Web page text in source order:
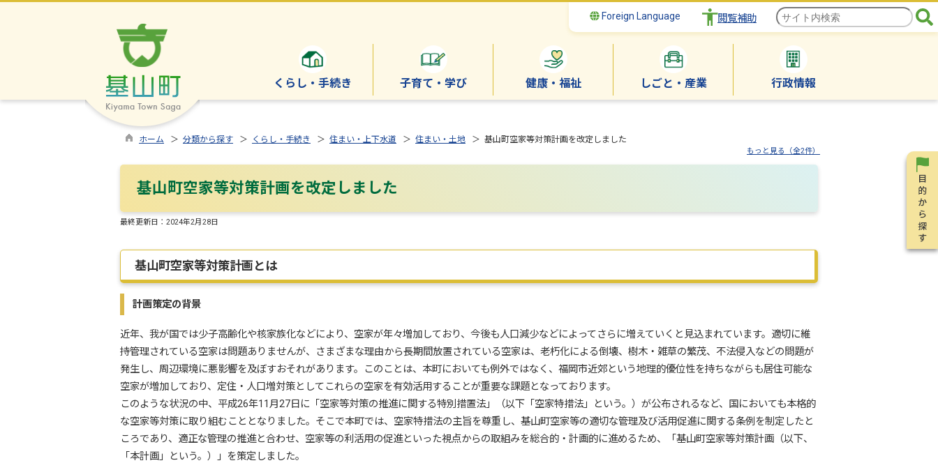
Foreign Language 閲覧補助
くらし・手続き 子育て・学び 健康・福祉 しごと・産業 行政情報
ホーム ＞ 分類から探す ＞ くらし・手続き ＞ 住まい・上下水道 ＞ 住まい・土地 ＞ 基山町空家等対策計画を改定しました
もっと見る（全2件）
基山町空家等対策計画を改定しました
最終更新日： 2024年2月28日
基山町空家等対策計画とは
計画策定の背景
近年、我が国では少子高齢化や核家族化などにより、空家が年々増加しており、今後も人口減少などによってさらに増えていくと見込まれています。適切に維
持管理されている空家は問題ありませんが、さまざまな理由から長期間放置されている空家は、老朽化による倒壊、樹木・雑草の繁茂、不法侵入などの問題が
発生し、周辺環境に悪影響を及ぼすおそれがあります。このことは、本町においても例外ではなく、福岡市近郊という地理的優位性を持ちながらも居住可能な
空家が増加しており、定住・人口増対策としてこれらの空家を有効活用することが重要な課題となっております。
このような状況の中、平成26年11月27日に「空家等対策の推進に関する特別措置法」（以下「空家特措法」という。）が公布されるなど、国においても本格的
な空家等対策に取り組むこととなりました。そこで本町では、空家特措法の主旨を尊重し、基山町空家等の適切な管理及び活用促進に関する条例を制定したと
ころであり、適正な管理の推進と合わせ、空家等の利活用の促進といった視点からの取組みを総合的・計画的に進めるため、「基山町空家等対策計画（以下、
「本計画」という。）」を策定しました。